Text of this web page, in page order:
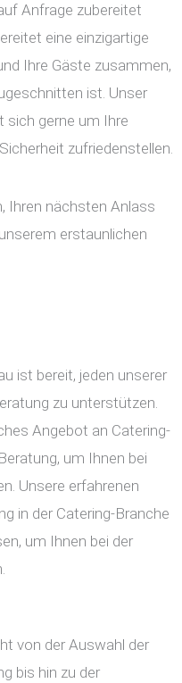
Anfrage zubereitet
eine einzigartige
Ihre Gäste zusammen,
ist. Unser
gerne um Ihre
zufriedenstellen.
Ihren nächsten Anlass
erstaunlichen
ist bereit, jeden unserer
zu unterstützen.
Angebot an Catering-
um Ihnen bei
Unsere erfahrenen
in der Catering-Branche
um Ihnen bei der
von der Auswahl der
bis hin zu der